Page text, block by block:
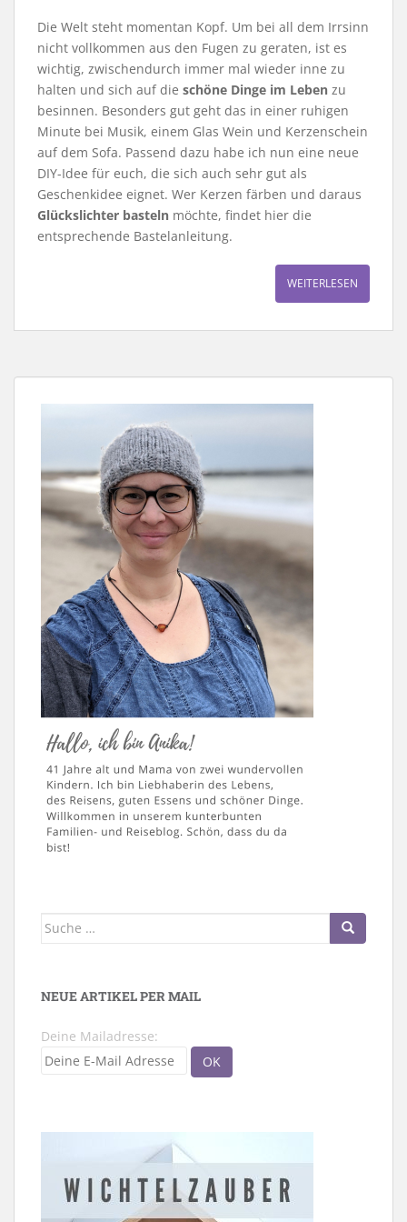
Die Welt steht momentan Kopf. Um bei all dem Irrsinn
nicht vollkommen aus den Fugen zu geraten, ist es
wichtig, zwischendurch immer mal wieder inne zu
halten und sich auf die schöne Dinge im Leben zu
besinnen. Besonders gut geht das in einer ruhigen
Minute bei Musik, einem Glas Wein und Kerzenschein
auf dem Sofa. Passend dazu habe ich nun eine neue
DIY-Idee für euch, die sich auch sehr gut als
Geschenkidee eignet. Wer Kerzen färben und daraus
Glückslichter basteln möchte, findet hier die
entsprechende Bastelanleitung.
WEITERLESEN
Suche
NEUE ARTIKEL PER MAIL
Deine Mailadresse: